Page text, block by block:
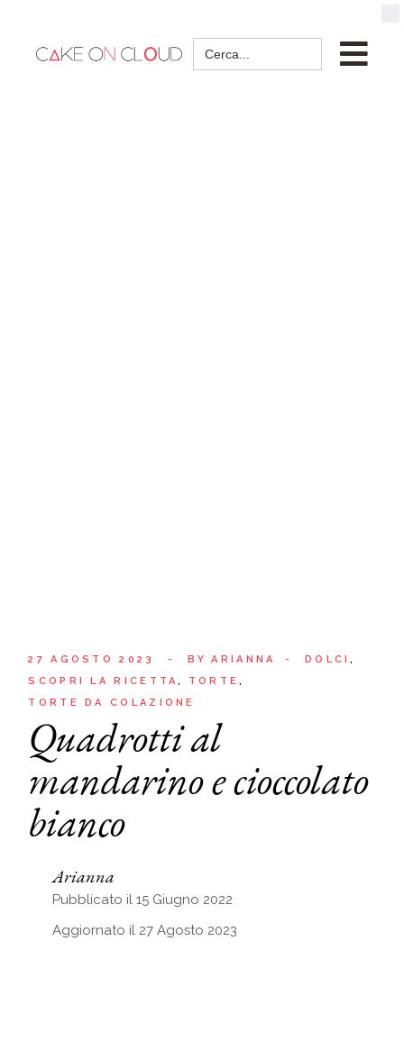
Search
for:
27 AGOSTO 2023 BY ARIANNA
DOLCI
SCOPRI LA RICETTA
TORTE
TORTE DA COLAZIONE
Quadrotti al
mandarino e cioccolato
bianco
Arianna
Pubblicato il 15 Giugno 2022
Aggiornato il 27 Agosto 2023